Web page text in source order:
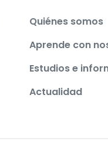
Quiénes somos
Aprende con
Estudios e
Actualidad